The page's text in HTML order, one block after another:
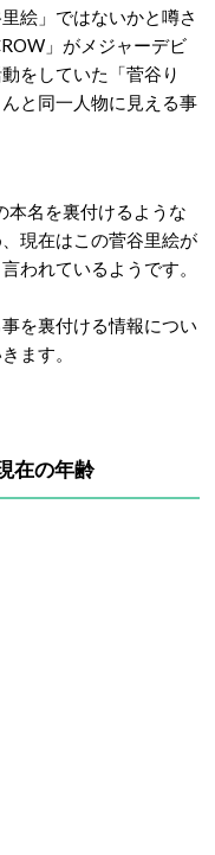
絵」ではないかと噂さ
」がメジャーデビ
をしていた「菅谷り
と同一人物に見える事
本名を裏付けるような
現在はこの菅谷里絵が
われているようです。
を裏付ける情報につい
ます。
在の年齢